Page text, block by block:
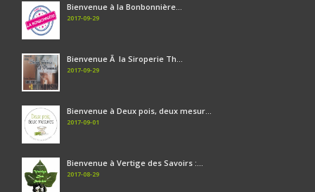
Bienvenue à la Bonbonnière...
2017-09-29
Bienvenue Ã la Siroperie Th...
2017-09-29
Bienvenue à Deux pois, deux mesur...
2017-09-01
Bienvenue à Vertige des Savoirs :...
2017-08-29